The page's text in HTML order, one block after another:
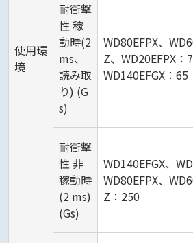
使用環
境
耐衝撃
性 稼
動時(2
ms、
読み取
り) (G
s)
WD80EFPX、
Z、WD20EFPX：
WD140EFGX：65
耐衝撃
性 非
稼動時
(2 ms)
(Gs)
WD140EFGX、
WD80EFPX、
Z：250